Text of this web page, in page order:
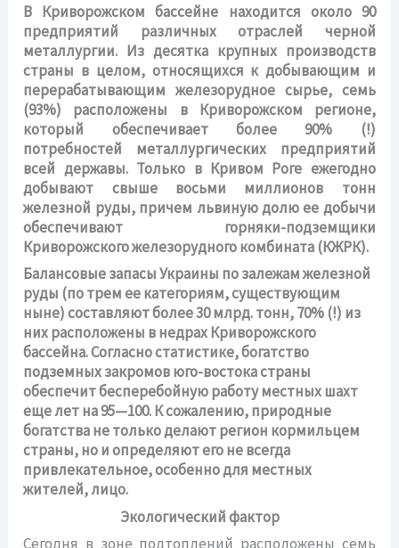
В Криворожском бассейне находится около 90
предприятий различных отраслей черной
металлургии. Из десятка крупных производств
страны в целом, относящихся к добывающим и
перерабатывающим железорудное сырье, семь
(93%) расположены в Криворожском регионе,
который обеспечивает более 90% (!)
потребностей металлургических предприятий
всей державы. Только в Кривом Роге ежегодно
добывают свыше восьми миллионов тонн
железной руды, причем львиную долю ее добычи
обеспечивают горняки-подземщики
Криворожского железорудного комбината (КЖРК).
Балансовые запасы Украины по залежам железной
руды (по трем ее категориям, существующим
ныне) составляют более 30 млрд. тонн, 70% (!) из
них расположены в недрах Криворожского
бассейна. Согласно статистике, богатство
подземных закромов юго-востока страны
обеспечит бесперебойную работу местных шахт
еще лет на 95—100. К сожалению, природные
богатства не только делают регион кормильцем
страны, но и определяют его не всегда
привлекательное, особенно для местных
жителей, лицо.
Экологический фактор
Сегодня в зоне подтоплений расположены семь